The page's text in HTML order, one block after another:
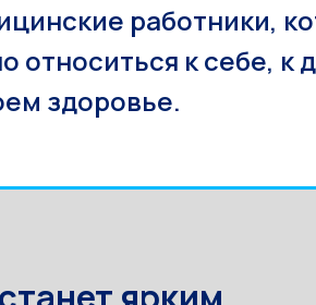
работники,
к себе, к
здоровье.